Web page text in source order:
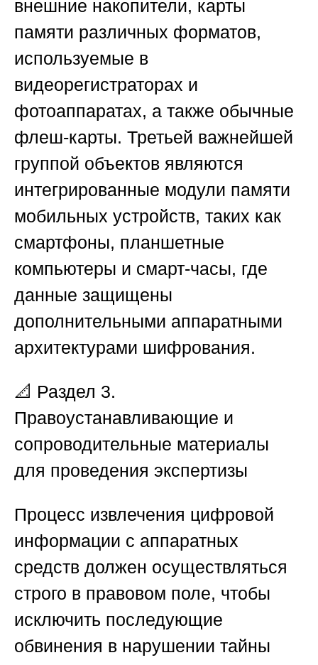
внешние накопители, карты
памяти различных форматов,
используемые в
видеорегистраторах и
фотоаппаратах, а также обычные
флеш-карты. Третьей важнейшей
группой объектов являются
интегрированные модули памяти
мобильных устройств, таких как
смартфоны, планшетные
компьютеры и смарт-часы, где
данные защищены
дополнительными аппаратными
архитектурами шифрования.
📐 Раздел 3.
Правоустанавливающие и
сопроводительные материалы
для проведения экспертизы
Процесс извлечения цифровой
информации с аппаратных
средств должен осуществляться
строго в правовом поле, чтобы
исключить последующие
обвинения в нарушении тайны